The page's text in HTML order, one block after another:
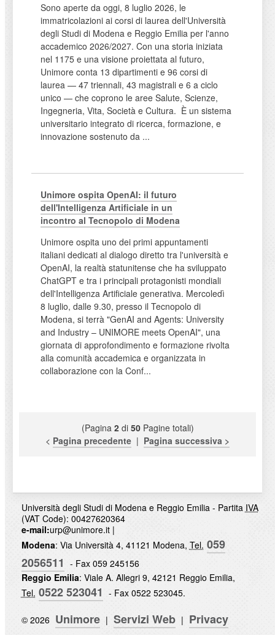
Sono aperte da oggi, 8 luglio 2026, le
immatricolazioni ai corsi di laurea dell'Università
degli Studi di Modena e Reggio Emilia per l'anno
accademico 2026/2027. Con una storia iniziata
nel 1175 e una visione proiettata al futuro,
Unimore conta 13 dipartimenti e 96 corsi di
laurea — 47 triennali, 43 magistrali e 6 a ciclo
unico — che coprono le aree Salute, Scienze,
Ingegneria, Vita, Società e Cultura. È un sistema
universitario integrato di ricerca, formazione, e
innovazione sostenuto da ...
Unimore ospita OpenAI: il futuro
dell'Intelligenza Artificiale in un
incontro al Tecnopolo di Modena
Unimore ospita uno dei primi appuntamenti
italiani dedicati al dialogo diretto tra l'università e
OpenAI, la realtà statunitense che ha sviluppato
ChatGPT e tra i principali protagonisti mondiali
dell'Intelligenza Artificiale generativa. Mercoledì
8 luglio, dalle 9.30, presso il Tecnopolo di
Modena, si terrà "GenAI and Agents: University
and Industry – UNIMORE meets OpenAI", una
giornata di approfondimento e formazione rivolta
alla comunità accademica e organizzata in
collaborazione con la Conf...
(Pagina 2di 50Pagine totali)
< Pagina precedente | Pagina successiva >
Università degli Studi di Modena e Reggio Emilia - Partita IVA
(VAT Code): 00427620364
e-mail:urp@unimore.it|
Modena: Via Università 4, 41121 Modena, Tel. 059
2056511 - Fax 059 245156
Reggio Emilia: Viale A. Allegri 9, 42121 Reggio Emilia,
Tel. 0522 523041 - Fax 0522 523045.
© 2026 Unimore | Servizi Web | Privacy